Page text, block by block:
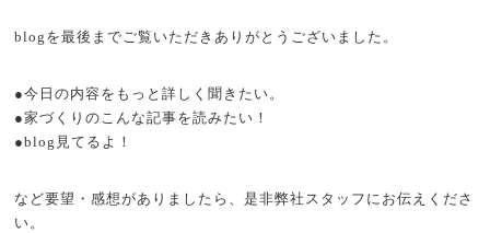
blogを最後までご覧いただきありがとうございました。
●今日の内容をもっと詳しく聞きたい。
●家づくりのこんな記事を読みたい！
●blog見てるよ！
など要望・感想がありましたら、是非弊社スタッフにお伝えくださ
い。